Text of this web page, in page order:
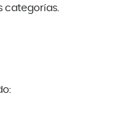
categorías.